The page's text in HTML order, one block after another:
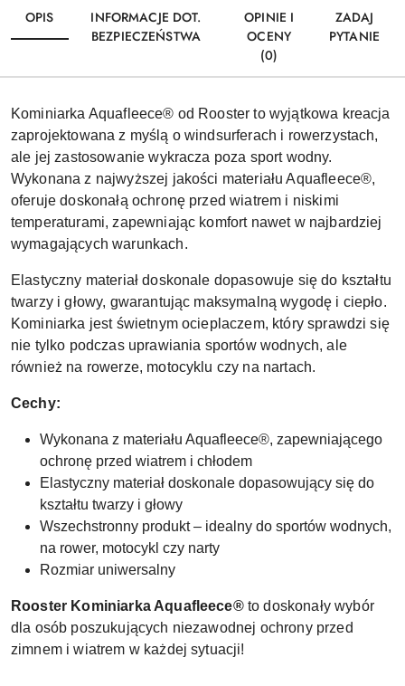
OPIS
INFORMACJE DOT.
BEZPIECZEŃSTWA
OPINIE I
OCENY
(0)
ZADAJ
PYTANIE
Kominiarka Aquafleece® od Rooster to wyjątkowa kreacja
zaprojektowana z myślą o windsurferach i rowerzystach,
ale jej zastosowanie wykracza poza sport wodny.
Wykonana z najwyższej jakości materiału Aquafleece®,
oferuje doskonałą ochronę przed wiatrem i niskimi
temperaturami, zapewniając komfort nawet w najbardziej
wymagających warunkach.
Elastyczny materiał doskonale dopasowuje się do kształtu
twarzy i głowy, gwarantując maksymalną wygodę i ciepło.
Kominiarka jest świetnym ocieplaczem, który sprawdzi się
nie tylko podczas uprawiania sportów wodnych, ale
również na rowerze, motocyklu czy na nartach.
Cechy:
Wykonana z materiału Aquafleece®, zapewniającego
ochronę przed wiatrem i chłodem
Elastyczny materiał doskonale dopasowujący się do
kształtu twarzy i głowy
Wszechstronny produkt – idealny do sportów wodnych,
na rower, motocykl czy narty
Rozmiar uniwersalny
Rooster Kominiarka Aquafleece®to doskonały wybór
dla osób poszukujących niezawodnej ochrony przed
zimnem i wiatrem w każdej sytuacji!